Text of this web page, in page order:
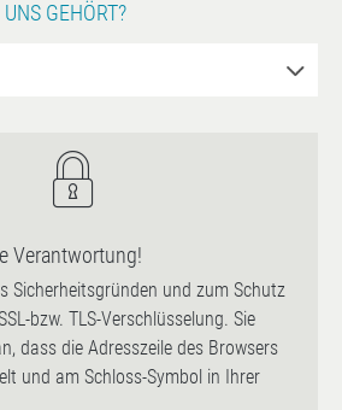
GEHÖRT?
Verantwortung!
Sicherheitsgründen und zum Schutz
bzw. TLS-Verschlüsselung. Sie
dass die Adresszeile des Browsers
und am Schloss-Symbol in Ihrer